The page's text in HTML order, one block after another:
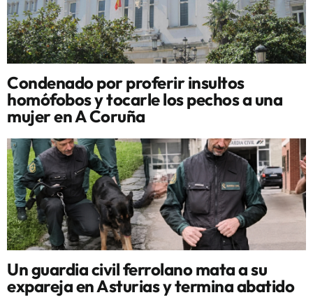
Condenado por proferir insultos
homófobos y tocarle los pechos a una
mujer en A Coruña
Un guardia civil ferrolano mata a su
expareja en Asturias y termina abatido